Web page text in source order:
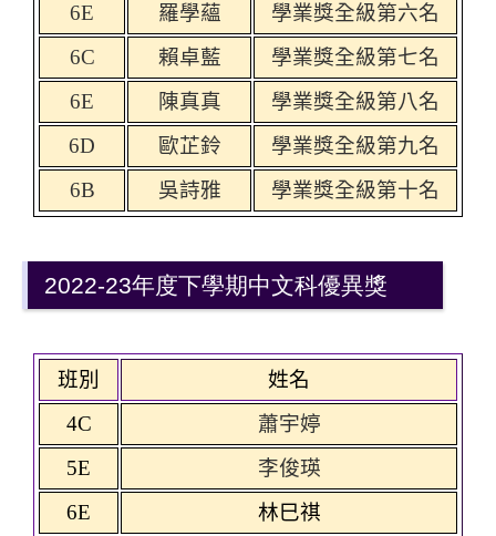
6E
羅學蘊
學業獎全級第六名
6C
賴卓藍
學業獎全級第七名
6E
陳真真
學業獎全級第八名
6D
歐芷鈴
學業獎全級第九名
6B
吳詩雅 學業獎全級第十名
2022-23年度下學期中文科優異獎
班別
姓名
4C
蕭宇婷
5E
李俊瑛
6E
林巳祺